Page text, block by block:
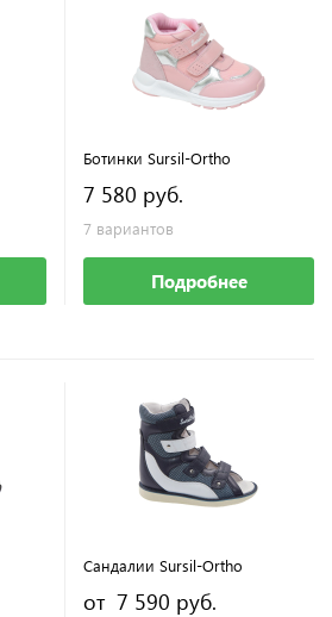
Ботинки Sursil-Ortho
7 580 руб.
7 вариантов
Подробнее
Сандалии Sursil-Ortho
от 7 590 руб.